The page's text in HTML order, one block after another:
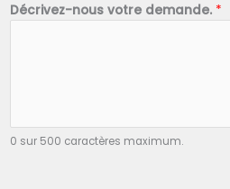
Décrivez-nous votre demande. *
0 sur 500 caractères maximum.